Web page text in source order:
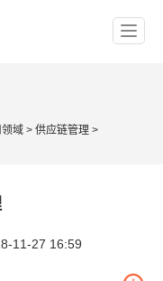
域> 供应链管理>
11-27 16:59